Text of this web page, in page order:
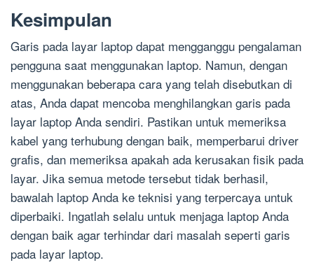
Kesimpulan
Garis pada layar laptop dapat mengganggu pengalaman
pengguna saat menggunakan laptop. Namun, dengan
menggunakan beberapa cara yang telah disebutkan di
atas, Anda dapat mencoba menghilangkan garis pada
layar laptop Anda sendiri. Pastikan untuk memeriksa
kabel yang terhubung dengan baik, memperbarui driver
grafis, dan memeriksa apakah ada kerusakan fisik pada
layar. Jika semua metode tersebut tidak berhasil,
bawalah laptop Anda ke teknisi yang terpercaya untuk
diperbaiki. Ingatlah selalu untuk menjaga laptop Anda
dengan baik agar terhindar dari masalah seperti garis
pada layar laptop.